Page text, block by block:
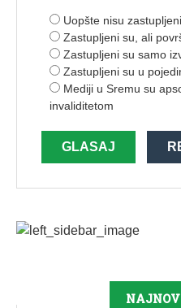
Uopšte nisu zastupljeni
Zastupljeni su, ali
Zastupljeni su samo
Zastupljeni su u
Mediji u Sremu su
invaliditetom
GLASAJ